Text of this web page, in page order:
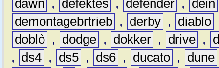
dawn , defektes , defender , dein
demontagebrtrieb , derby , diablo
doblò , dodge , dokker , drive ,
,
ds4 , ds5 , ds6 , ducato , dune